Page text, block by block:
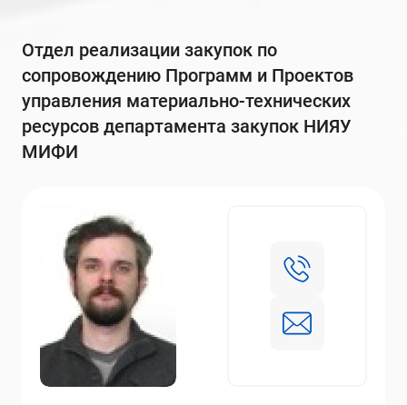
Отдел реализации закупок по
сопровождению Программ и Проектов
управления материально-технических
ресурсов департамента закупок НИЯУ
МИФИ